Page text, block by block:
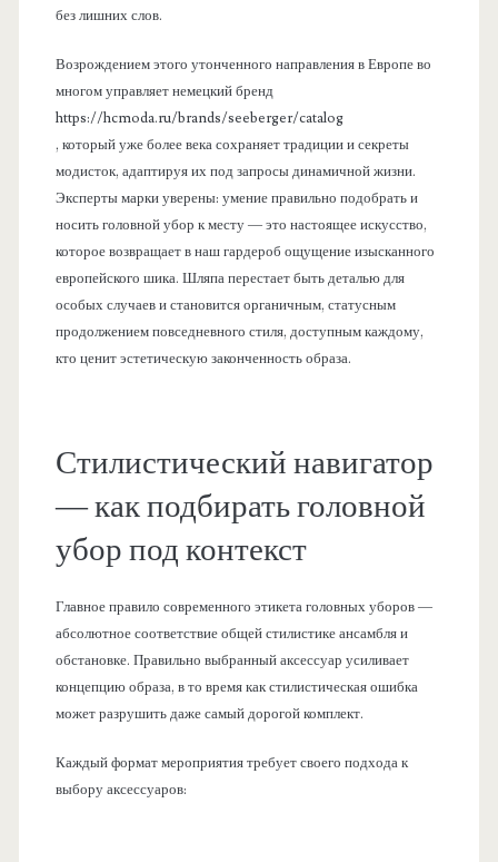
без лишних слов.
Возрождением этого утонченного направления в Европе во
многом управляет немецкий бренд
https://hcmoda.ru/brands/seeberger/catalog
, который уже более века сохраняет традиции и секреты
модисток, адаптируя их под запросы динамичной жизни.
Эксперты марки уверены: умение правильно подобрать и
носить головной убор к месту — это настоящее искусство,
которое возвращает в наш гардероб ощущение изысканного
европейского шика. Шляпа перестает быть деталью для
особых случаев и становится органичным, статусным
продолжением повседневного стиля, доступным каждому,
кто ценит эстетическую законченность образа.
Стилистический навигатор
— как подбирать головной
убор под контекст
Главное правило современного этикета головных уборов —
абсолютное соответствие общей стилистике ансамбля и
обстановке. Правильно выбранный аксессуар усиливает
концепцию образа, в то время как стилистическая ошибка
может разрушить даже самый дорогой комплект.
Каждый формат мероприятия требует своего подхода к
выбору аксессуаров: